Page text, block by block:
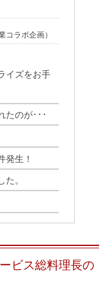
コラボ企画）
イズをお手
たのが･･･
発生！
た。
ビス総料理長の